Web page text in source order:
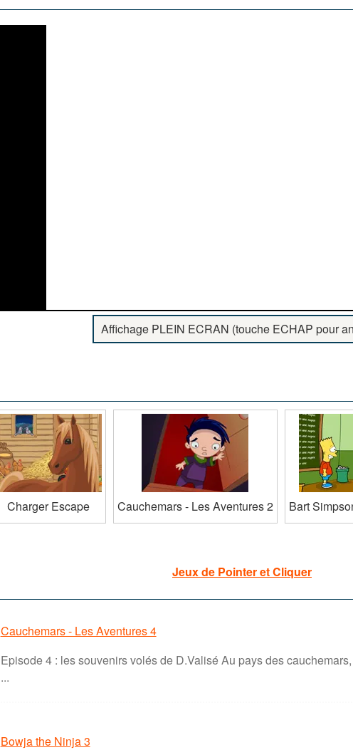
Affichage PLEIN ECRAN (touche ECHAP pour
Charger Escape Cauchemars - Les Aventures 2 Bart
Jeux de Pointer et Cliquer
Cauchemars - Les Aventures 4
Episode 4 : les souvenirs volés de D.Valisé Au pays des
...
Bowja the Ninja 3